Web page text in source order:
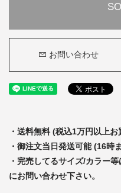
お問い合わせ
・送料無料 (税込1万円以上
・御注文当日発送可能 (16時
・完売してるサイズ/カラー
にお問い合わせ下さい。